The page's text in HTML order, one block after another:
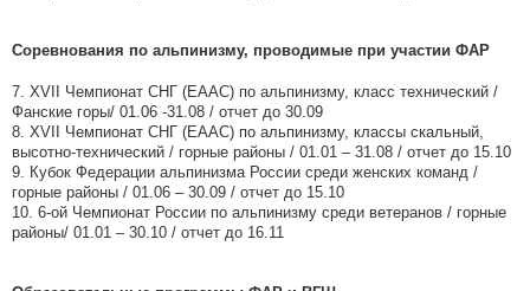
Соревнования по альпинизму, проводимые при участии ФАР
7. XVII Чемпионат СНГ (ЕААС) по альпинизму, класс технический /
Фанские горы/ 01.06 -31.08 / отчет до 30.09
8. XVII Чемпионат СНГ (ЕААС) по альпинизму, классы скальный,
высотно-технический / горные районы / 01.01 – 31.08 / отчет до 15.10
9. Кубок Федерации альпинизма России среди женских команд /
горные районы / 01.06 – 30.09 / отчет до 15.10
10. 6-ой Чемпионат России по альпинизму среди ветеранов / горные
районы/ 01.01 – 30.10 / отчет до 16.11